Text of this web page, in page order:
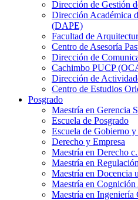
Dirección de Gestión
Dirección Académica
(DAPE)
Facultad de
Centro de Asesoría
Dirección de
Cachimbo PUCP
Dirección de
Centro de Estudios
Posgrado
Maestría en Gerencia
Escuela de Posgrado
Escuela de Gobierno
Derecho y Empresa
Maestría en Derecho
Maestría en
Maestría en Docencia
Maestría en
Maestría en Ingeniería